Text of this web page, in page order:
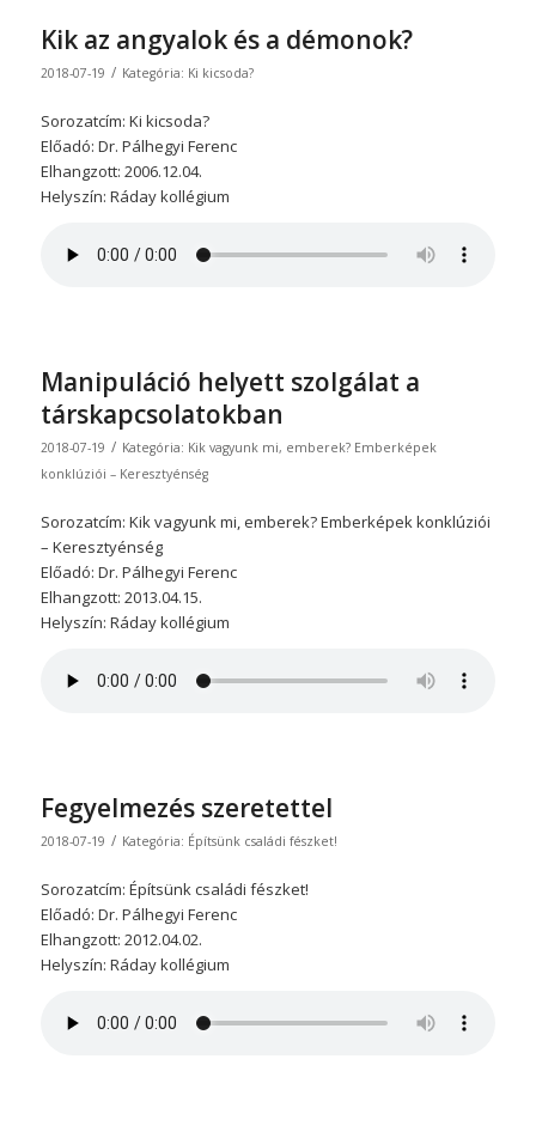
Kik az angyalok és a démonok?
2018-07-19 / Kategória: Ki kicsoda?
Sorozatcím: Ki kicsoda?
Előadó: Dr. Pálhegyi Ferenc
Elhangzott: 2006.12.04.
Helyszín: Ráday kollégium
Manipuláció helyett szolgálat a
társkapcsolatokban
2018-07-19 / Kategória: Kik vagyunk mi, emberek? Emberképek
konklúziói – Keresztyénség
Sorozatcím: Kik vagyunk mi, emberek? Emberképek konklúziói
– Keresztyénség
Előadó: Dr. Pálhegyi Ferenc
Elhangzott: 2013.04.15.
Helyszín: Ráday kollégium
Fegyelmezés szeretettel
2018-07-19 / Kategória: Építsünk családi fészket!
Sorozatcím: Építsünk családi fészket!
Előadó: Dr. Pálhegyi Ferenc
Elhangzott: 2012.04.02.
Helyszín: Ráday kollégium